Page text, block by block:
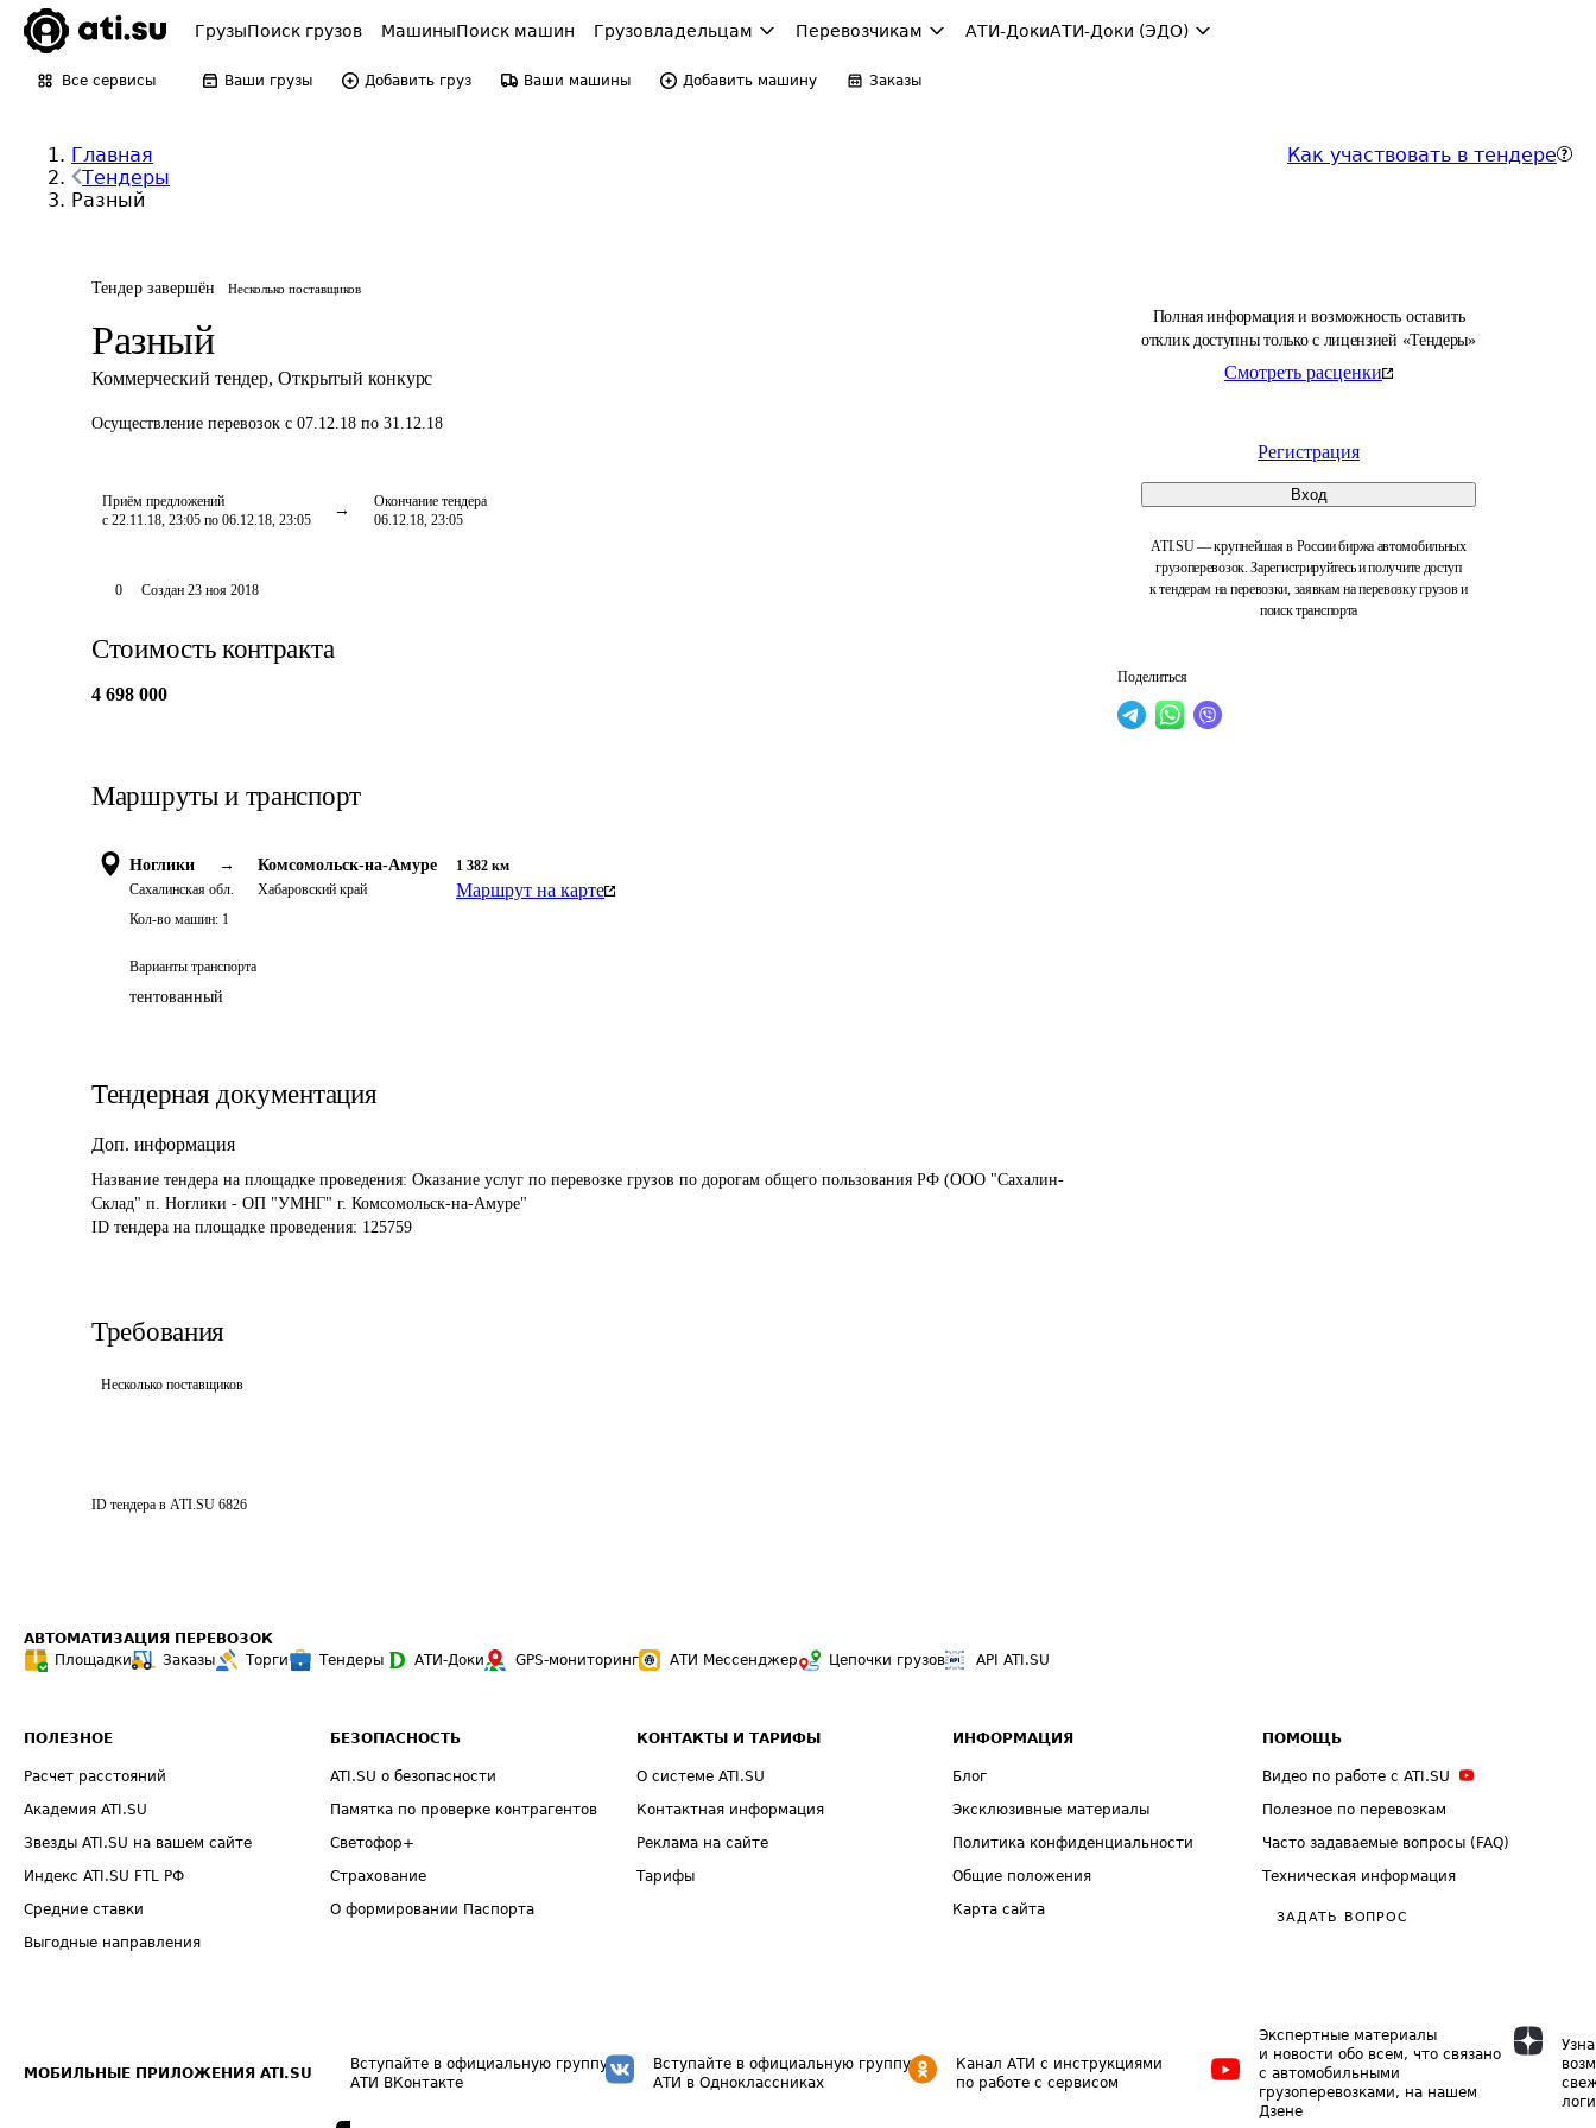
ГрузыПоиск грузов МашиныПоиск машин Грузовладельцам Перевозчикам АТИ-ДокиАТИ-Доки (ЭДО)
Все сервисы Ваши грузы Добавить груз Ваши машины Добавить машину Заказы
Главная
Тендеры
Разный
Как участвовать в тендере
Тендер завершён Несколько поставщиков
Разный
Коммерческий тендер, Открытый конкурс
Осуществление перевозок с 07.12.18 по 31.12.18
Приём предложений
с 22.11.18, 23:05 по 06.12.18, 23:05
Окончание тендера
06.12.18, 23:05
Полная информация и возможность оставить
отклик доступны только с лицензией «Тендеры»
Смотреть расценки
Регистрация
Вход
ATI.SU — крупнейшая в России биржа автомобильных
грузоперевозок. Зарегистрируйтесь и получите доступ
к тендерам на перевозки, заявкам на перевозку грузов и
поиск транспорта
Поделиться
0 Создан 23 ноя 2018
Стоимость контракта
4 698 000
Маршруты и транспорт
Ноглики →
Сахалинская обл.
Комсомольск-на-Амуре
Хабаровский край
1 382 км
Маршрут на карте
Кол-во машин: 1
Варианты транспорта
тентованный
Тендерная документация
Доп. информация
Название тендера на площадке проведения: Оказание услуг по перевозке грузов по дорогам общего пользования РФ (ООО "Сахалин-
Склад" п. Ноглики - ОП "УМНГ" г. Комсомольск-на-Амуре"
ID тендера на площадке проведения: 125759
Требования
Несколько поставщиков
ID тендера в ATI.SU 6826
АВТОМАТИЗАЦИЯ ПЕРЕВОЗОК
Площадки
Заказы Торги Тендеры АТИ-Доки GPS-мониторинг АТИ Мессенджер Цепочки грузов API ATI.SU
ПОЛЕЗНОЕ
Расчет расстояний
Академия ATI.SU
Звезды ATI.SU на вашем сайте
Индекс ATI.SU FTL РФ
Средние ставки
Выгодные направления
БЕЗОПАСНОСТЬ
ATI.SU о безопасности
Памятка по проверке контрагентов
Светофор+
Страхование
О формировании Паспорта
КОНТАКТЫ И ТАРИФЫ
О системе ATI.SU
Контактная информация
Реклама на сайте
Тарифы
ИНФОРМАЦИЯ
Блог
Эксклюзивные материалы
Политика конфиденциальности
Общие положения
Карта сайта
ПОМОЩЬ
Видео по работе с ATI.SU
Полезное по перевозкам
Часто задаваемые вопросы (FAQ)
Техническая информация
ЗАДАТЬ ВОПРОС
МОБИЛЬНЫЕ ПРИЛОЖЕНИЯ ATI.SU
Вступайте в официальную группу
АТИ ВКонтакте
Вступайте в официальную группу
АТИ в Одноклассниках
Канал АТИ с инструкциями
по работе с сервисом
Экспертные материалы
и новости обо всем, что связано
с автомобильными
грузоперевозками, на нашем
Дзене